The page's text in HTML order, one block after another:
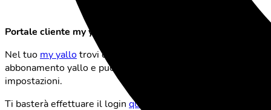
Portale cliente my yallo
Nel tuo my yallotrovi quasi tutte le informazioni sul tuo
abbonamento yallo e puoi modificare facilmente le
impostazioni.
Ti basterà effettuare il login qui